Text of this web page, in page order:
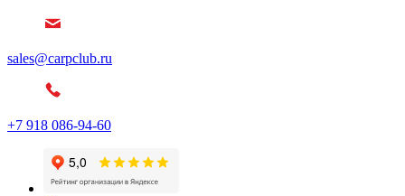
sales@carpclub.ru
+7 918 086-94-60